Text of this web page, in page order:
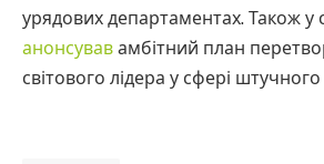
урядових департаментах. Також у
анонсував амбітний план
світового лідера у сфері штучного